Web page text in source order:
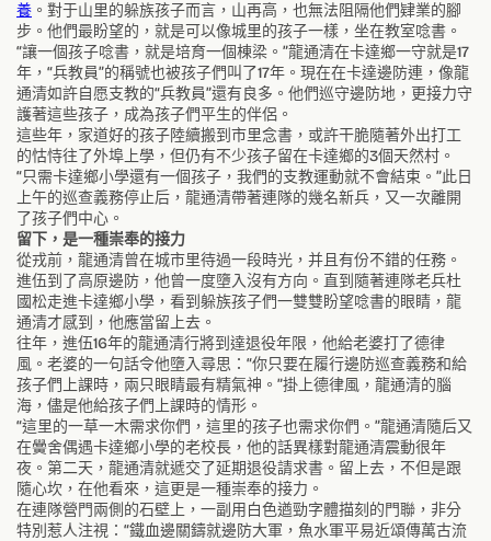
養 。對于山里的躲族孩子而言，山再高，也無法阻隔他們肄業的腳
步。他們最盼望的，就是可以像城里的孩子一樣，坐在教室唸書。
“讓一個孩子唸書，就是培育一個棟梁。”龍通清在卡達鄉一守就是17
年，“兵教員”的稱號也被孩子們叫了17年。現在在卡達邊防連，像龍
通清如許自愿支教的“兵教員”還有良多。他們巡守邊防地，更接力守
護著這些孩子，成為孩子們平生的伴侶。
這些年，家道好的孩子陸續搬到市里念書，或許干脆隨著外出打工
的怙恃往了外埠上學，但仍有不少孩子留在卡達鄉的3個天然村。
“只需卡達鄉小學還有一個孩子，我們的支教運動就不會結束。”此日
上午的巡查義務停止后，龍通清帶著連隊的幾名新兵，又一次離開
了孩子們中心。
留下，是一種崇奉的接力
從戎前，龍通清曾在城市里待過一段時光，并且有份不錯的任務。
進伍到了高原邊防，他曾一度墮入沒有方向。直到隨著連隊老兵杜
國松走進卡達鄉小學，看到躲族孩子們一雙雙盼望唸書的眼睛，龍
通清才感到，他應當留上去。
往年，進伍16年的龍通清行將到達退役年限，他給老婆打了德律
風。老婆的一句話令他墮入尋思：“你只要在履行邊防巡查義務和給
孩子們上課時，兩只眼睛最有精氣神。”掛上德律風，龍通清的腦
海，儘是他給孩子們上課時的情形。
“這里的一草一木需求你們，這里的孩子也需求你們。”龍通清隨后又
在黌舍偶遇卡達鄉小學的老校長，他的話異樣對龍通清震動很年
夜。第二天，龍通清就遞交了延期退役請求書。留上去，不但是跟
隨心坎，在他看來，這更是一種崇奉的接力。
在連隊營門兩側的石壁上，一副用白色遒勁字體描刻的門聯，非分
特別惹人注視：“鐵血邊關鑄就邊防大軍，魚水軍平易近頌傳萬古流